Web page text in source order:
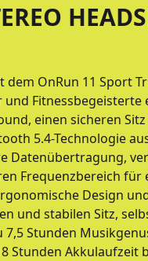
OnRun 11 Sport
Fitnessbegeisterte
einen sicheren
5.4-Technologie
Datenübertragung,
Frequenzbereich für
Design
und stabilen Sitz,
Stunden
Stunden Akkulaufzeit